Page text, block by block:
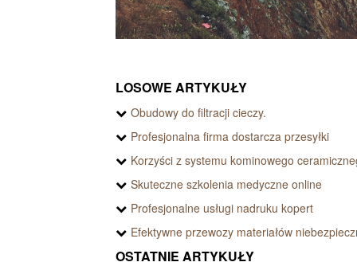
LOSOWE ARTYKUŁY
Obudowy do filtracji cieczy.
Profesjonalna firma dostarcza przesyłki
Korzyści z systemu kominowego
Skuteczne szkolenia medyczne online
Profesjonalne usługi nadruku kopert
Efektywne przewozy materiałów
OSTATNIE ARTYKUŁY